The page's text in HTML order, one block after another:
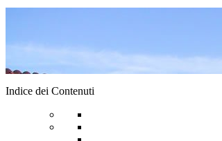
Indice dei Contenuti